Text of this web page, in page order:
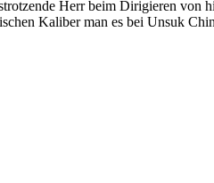
Herr beim Dirigieren von
Kaliber man es bei Unsuk